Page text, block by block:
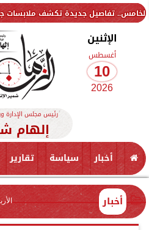
جديدة تكشف ملابسات جريمة النرجس
الإثنين
أغسطس
10
2026
رئيس مجلس الإدارة
إلهام
أخبار سياسة تقارير
أخبار